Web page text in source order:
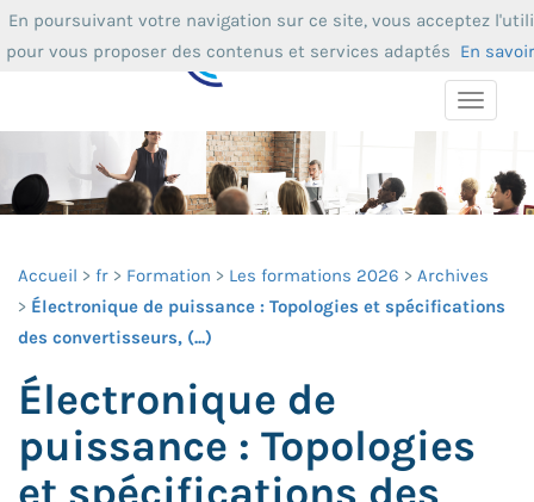
Toggle
Accueil fr Formation Les formations 2026
Archives
Électronique de puissance : Topologies et spécifications
des convertisseurs, (...)
Électronique de
puissance : Topologies
et spécifications des
En poursuivant votre navigation sur ce site, vous acceptez
pour vous proposer des contenus et services adaptés En